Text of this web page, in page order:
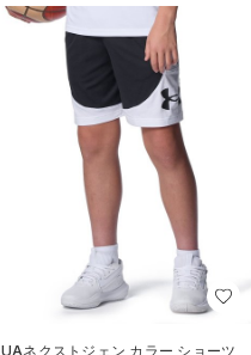
UAネクストジェン カラー ショーツ